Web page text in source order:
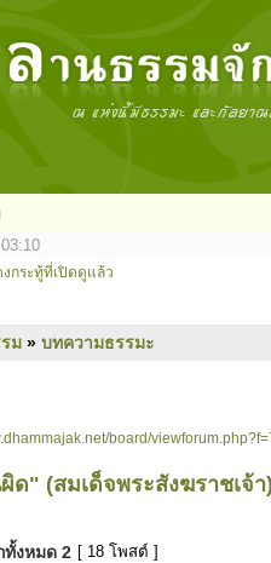
กระทู้ที่เปิดดูแล้ว
ม » บทความธรรมะ
board/
" (สมเด็จพระสังฆราชเจ้า
ทั้งหมด 2 [ 18 โพสต์ ]